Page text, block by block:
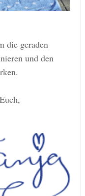
die geraden
und den